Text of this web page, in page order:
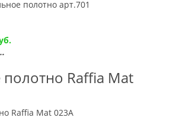
Raffia Mat